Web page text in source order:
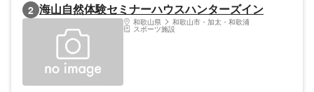
2 海山自然体験セミナーハウスハンターズイン
和歌山県 和歌山市・加太・和歌浦
スポーツ施設